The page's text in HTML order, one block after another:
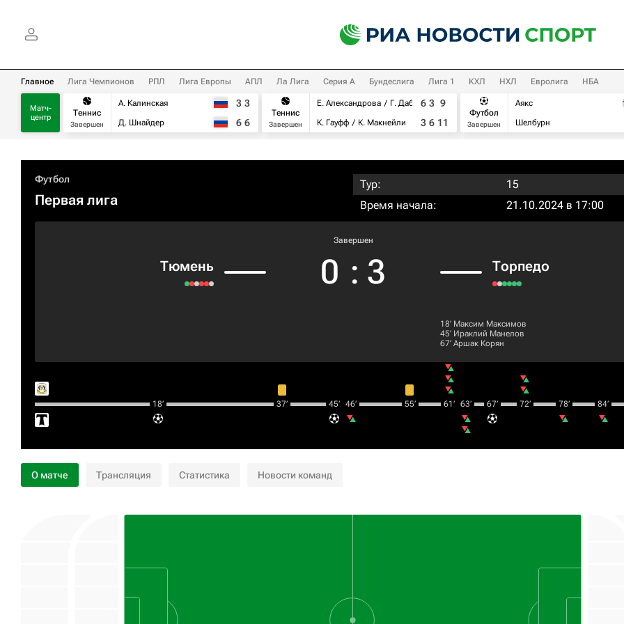
Главное Лига Чемпионов РПЛ Лига Европы АПЛ Ла Лига Серия А Бундеслига Лига 1 КХЛ НХЛ Евролига НБА
Матч-
центр
Теннис
Завершен
А. Калинская
Д. Шнайдер
3 3
6 6
Теннис
Завершен
Е. Александрова
Г. Дабровски
К. Гауфф
К. Макнейли
6 3 9
3 6 11
Футбол
Завершен
Аякс
Шелбурн
Футбол
Первая лига
Тур:
15
Время начала:
21.10.2024 в 17:00
Тюмень
Завершен
0 : 3 Торпедо
18‎’‎ Максим Максимов
45‎’‎ Ираклий Манелов
67‎’‎ Аршак Корян
18‎’‎ 37‎’‎ 45‎’‎ 46‎’‎ 55‎’‎ 61‎’‎ 63‎’‎ 67‎’‎ 72‎’‎ 78‎’‎ 84‎’‎
О матче Трансляция Статистика Новости команд